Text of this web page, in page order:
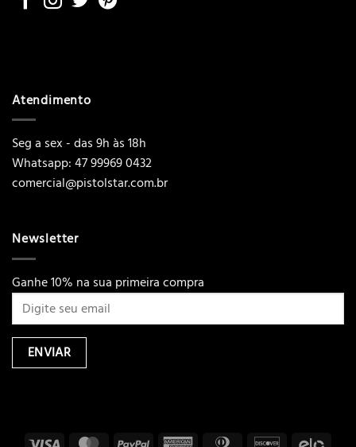
Atendimento
Seg a sex - das 9h às 18h
Whatsapp: 47 99969 0432
comercial@pistolstar.com.br
Newsletter
Ganhe 10% na sua primeira compra